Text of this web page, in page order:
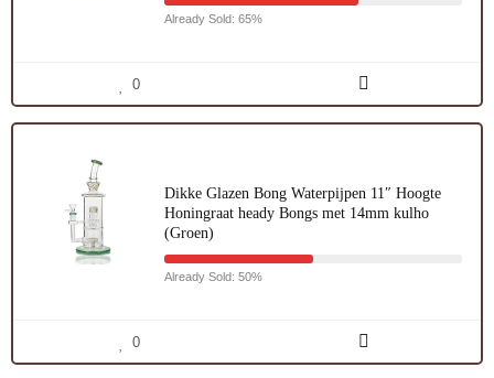
Already Sold: 65%
0
Dikke Glazen Bong Waterpijpen 11″ Hoogte
Honingraat heady Bongs met 14mm kulho
(Groen)
Already Sold: 50%
0